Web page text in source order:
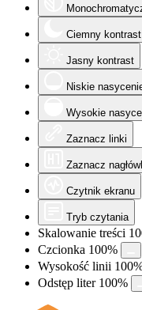
Ciemny kontrast
Jasny kontrast
Niskie
Wysokie
Zaznacz linki
Zaznacz
Czytnik ekranu
Tryb czytania
Skalowanie treści
Czcionka 100%
Wysokość linii 100
Odstęp liter 100%